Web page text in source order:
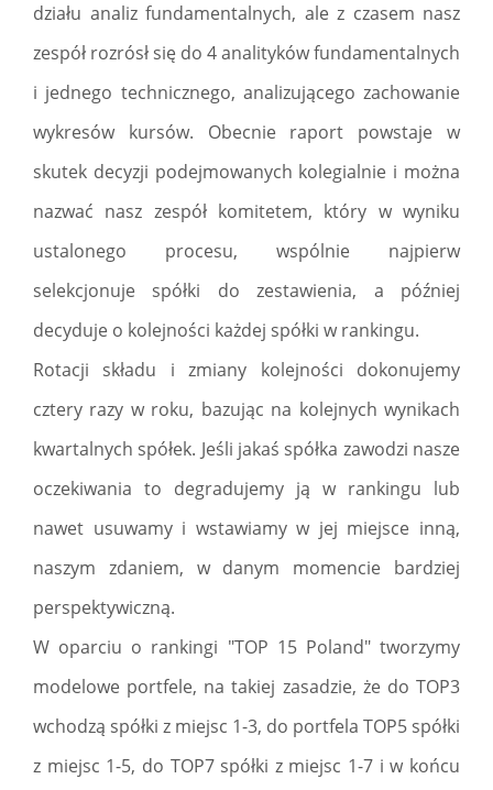
działu analiz fundamentalnych, ale z czasem nasz
zespół rozrósł się do 4 analityków fundamentalnych
i jednego technicznego, analizującego zachowanie
wykresów kursów. Obecnie raport powstaje w
skutek decyzji podejmowanych kolegialnie i można
nazwać nasz zespół komitetem, który w wyniku
ustalonego procesu, wspólnie najpierw
selekcjonuje spółki do zestawienia, a później
decyduje o kolejności każdej spółki w rankingu.
Rotacji składu i zmiany kolejności dokonujemy
cztery razy w roku, bazując na kolejnych wynikach
kwartalnych spółek. Jeśli jakaś spółka zawodzi nasze
oczekiwania to degradujemy ją w rankingu lub
nawet usuwamy i wstawiamy w jej miejsce inną,
naszym zdaniem, w danym momencie bardziej
perspektywiczną.
W oparciu o rankingi "TOP 15 Poland" tworzymy
modelowe portfele, na takiej zasadzie, że do TOP3
wchodzą spółki z miejsc 1-3, do portfela TOP5 spółki
z miejsc 1-5, do TOP7 spółki z miejsc 1-7 i w końcu